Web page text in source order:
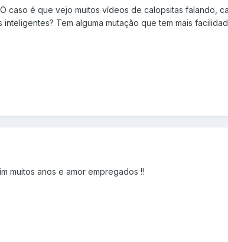
caso é que vejo muitos vídeos de calopsitas falando,
inteligentes? Tem alguma mutação que tem mais
muitos anos e amor empregados !!